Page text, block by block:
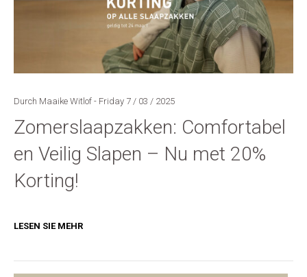
Durch Maaike Witlof - Friday 7 / 03 / 2025
Zomerslaapzakken: Comfortabel
en Veilig Slapen – Nu met 20%
Korting!
LESEN SIE MEHR